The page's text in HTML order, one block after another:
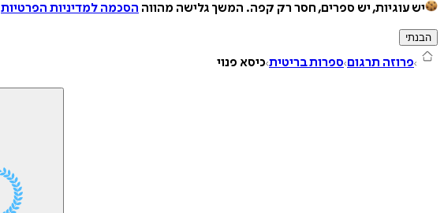
יש עוגיות, יש ספרים, חסר רק קפה. המשך גלישה מהווה הסכמה למדיניות הפרטיות
הבנתי
פרוזה תרגום ספרות בריטית כיסא פנוי